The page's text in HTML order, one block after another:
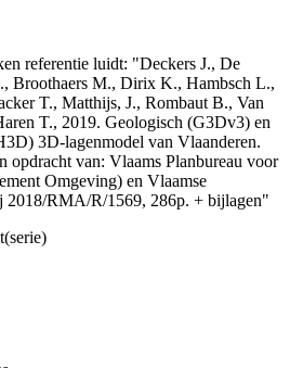
referentie luidt: "Deckers J., De
Broothaers M., Dirix K., Hambsch L.,
T., Matthijs, J., Rombaut B., Van
T., 2019. Geologisch (G3Dv3) en
3D-lagenmodel van Vlaanderen.
opdracht van: Vlaams Planbureau voor
Omgeving) en Vlaamse
2018/RMA/R/1569, 286p. + bijlagen"